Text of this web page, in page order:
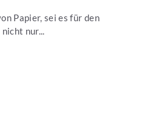
Papier, sei es für den
nur...